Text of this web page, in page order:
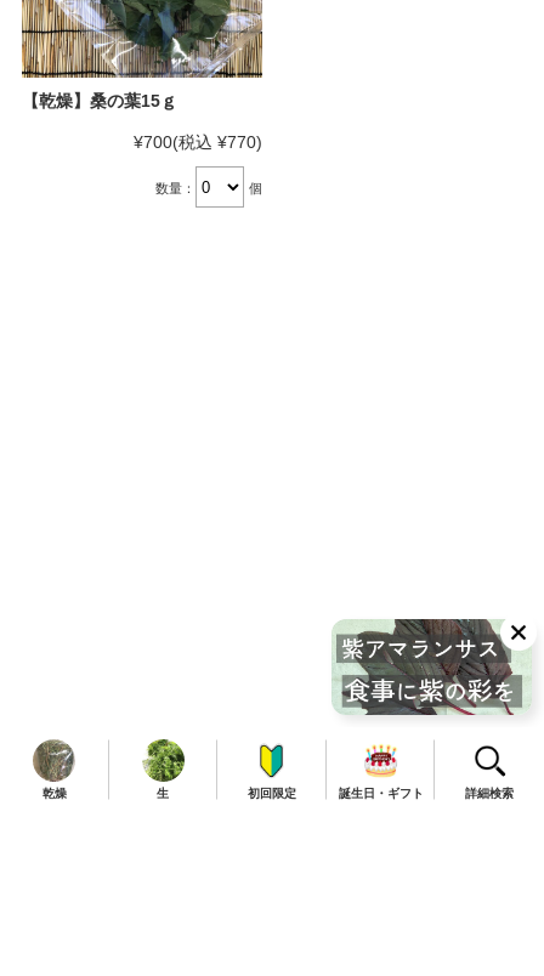
【乾燥】桑の葉15ｇ
¥700(税込 ¥770)
数量： 個
乾燥 生 初回限定 誕生日・ギフト 詳細検索